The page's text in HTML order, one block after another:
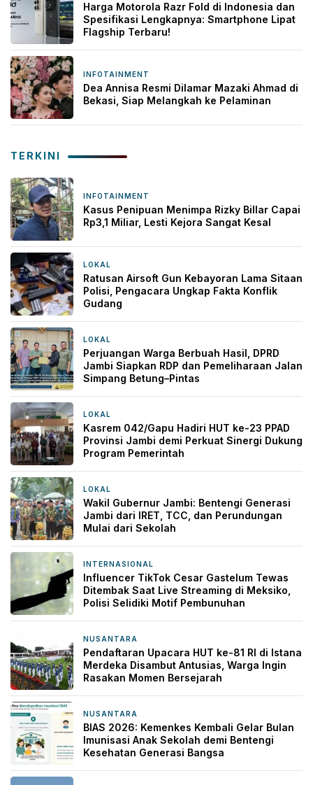
Harga Motorola Razr Fold di Indonesia dan
Spesifikasi Lengkapnya: Smartphone Lipat
Flagship Terbaru!
INFOTAINMENT
Dea Annisa Resmi Dilamar Mazaki Ahmad di
Bekasi, Siap Melangkah ke Pelaminan
TERKINI
INFOTAINMENT
Kasus Penipuan Menimpa Rizky Billar Capai
Rp3,1 Miliar, Lesti Kejora Sangat Kesal
LOKAL
Ratusan Airsoft Gun Kebayoran Lama Sitaan
Polisi, Pengacara Ungkap Fakta Konflik
Gudang
LOKAL
Perjuangan Warga Berbuah Hasil, DPRD
Jambi Siapkan RDP dan Pemeliharaan Jalan
Simpang Betung–Pintas
LOKAL
Kasrem 042/Gapu Hadiri HUT ke-23 PPAD
Provinsi Jambi demi Perkuat Sinergi Dukung
Program Pemerintah
LOKAL
Wakil Gubernur Jambi: Bentengi Generasi
Jambi dari IRET, TCC, dan Perundungan
Mulai dari Sekolah
INTERNASIONAL
Influencer TikTok Cesar Gastelum Tewas
Ditembak Saat Live Streaming di Meksiko,
Polisi Selidiki Motif Pembunuhan
NUSANTARA
Pendaftaran Upacara HUT ke-81 RI di Istana
Merdeka Disambut Antusias, Warga Ingin
Rasakan Momen Bersejarah
NUSANTARA
BIAS 2026: Kemenkes Kembali Gelar Bulan
Imunisasi Anak Sekolah demi Bentengi
Kesehatan Generasi Bangsa